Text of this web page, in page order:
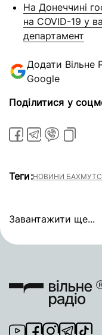
На Донеччині
на COVID-19 у
департамент
Додати Вільне
Google
Поділитися у
Теги:НОВИНИ
Завантажити ще...